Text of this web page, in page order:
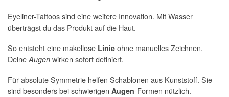
Eyeliner-Tattoos sind eine weitere Innovation. Mit Wasser
überträgst du das Produkt auf die Haut.
So entsteht eine makellose Linie ohne manuelles Zeichnen.
DeineAugen wirken sofort definiert.
Für absolute Symmetrie helfen Schablonen aus Kunststoff. Sie
sind besonders bei schwierigen Augen-Formen nützlich.